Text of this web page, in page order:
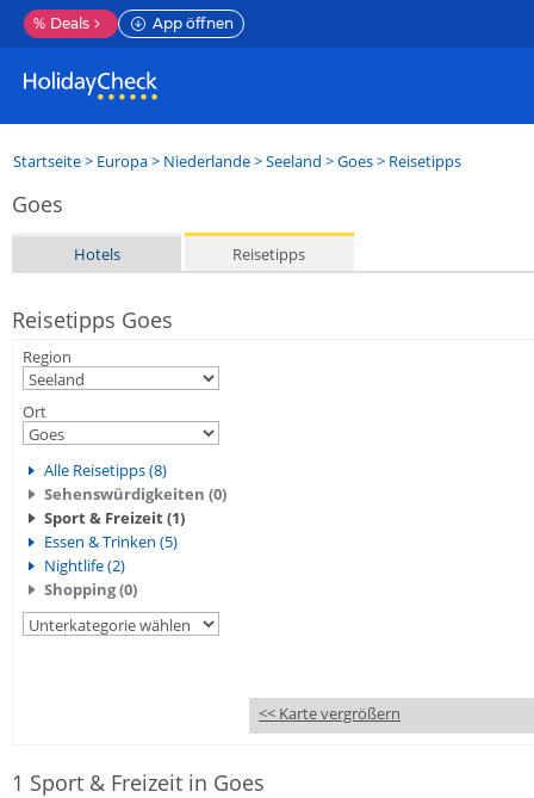
% Deals App öffnen
Startseite> Europa> Niederlande>Seeland >Goes> Reisetipps
Goes
Hotels Reisetipps
Reisetipps Goes
Region
Ort
Alle Reisetipps (8)
Sehenswürdigkeiten (0)
Sport & Freizeit (1)
Essen & Trinken (5)
Nightlife (2)
Shopping (0)
<< Karte vergrößern
1 Sport & Freizeit in Goes